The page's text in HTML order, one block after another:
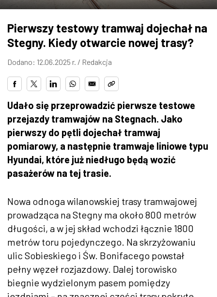
Pierwszy testowy tramwaj dojechał na
Stegny. Kiedy otwarcie nowej trasy?
Dodano: 12.06.2025 r. / Redakcja
Udało się przeprowadzić pierwsze testowe
przejazdy tramwajów na Stegnach. Jako
pierwszy do pętli dojechał tramwaj
pomiarowy, a następnie tramwaje liniowe typu
Hyundai, które już niedługo będą wozić
pasażerów na tej trasie.
Nowa odnoga wilanowskiej trasy tramwajowej
prowadząca na Stegny ma około 800 metrów
długości, a w jej skład wchodzi łącznie 1800
metrów toru pojedynczego. Na skrzyżowaniu
ulic Sobieskiego i Św. Bonifacego powstał
pełny węzeł rozjazdowy. Dalej torowisko
biegnie wydzielonym pasem pomiędzy